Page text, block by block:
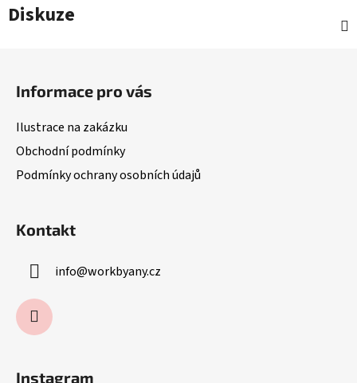
Diskuze
Informace pro vás
Ilustrace na zakázku
Obchodní podmínky
Podmínky ochrany osobních údajů
Kontakt
info@workbyany.cz
Instagram